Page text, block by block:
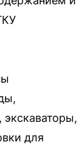
экскаваторы,
для